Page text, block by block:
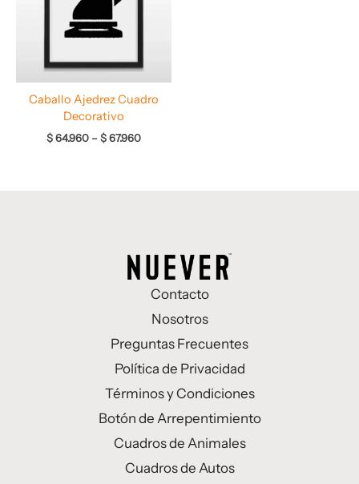
Caballo Ajedrez Cuadro
Decorativo
$64.960 –$67.960
Contacto
Nosotros
Preguntas Frecuentes
Política de Privacidad
Términos y Condiciones
Botón de Arrepentimiento
Cuadros de Animales
Cuadros de Autos